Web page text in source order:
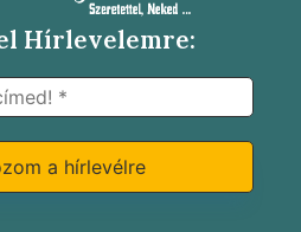
Hírlevelemre: